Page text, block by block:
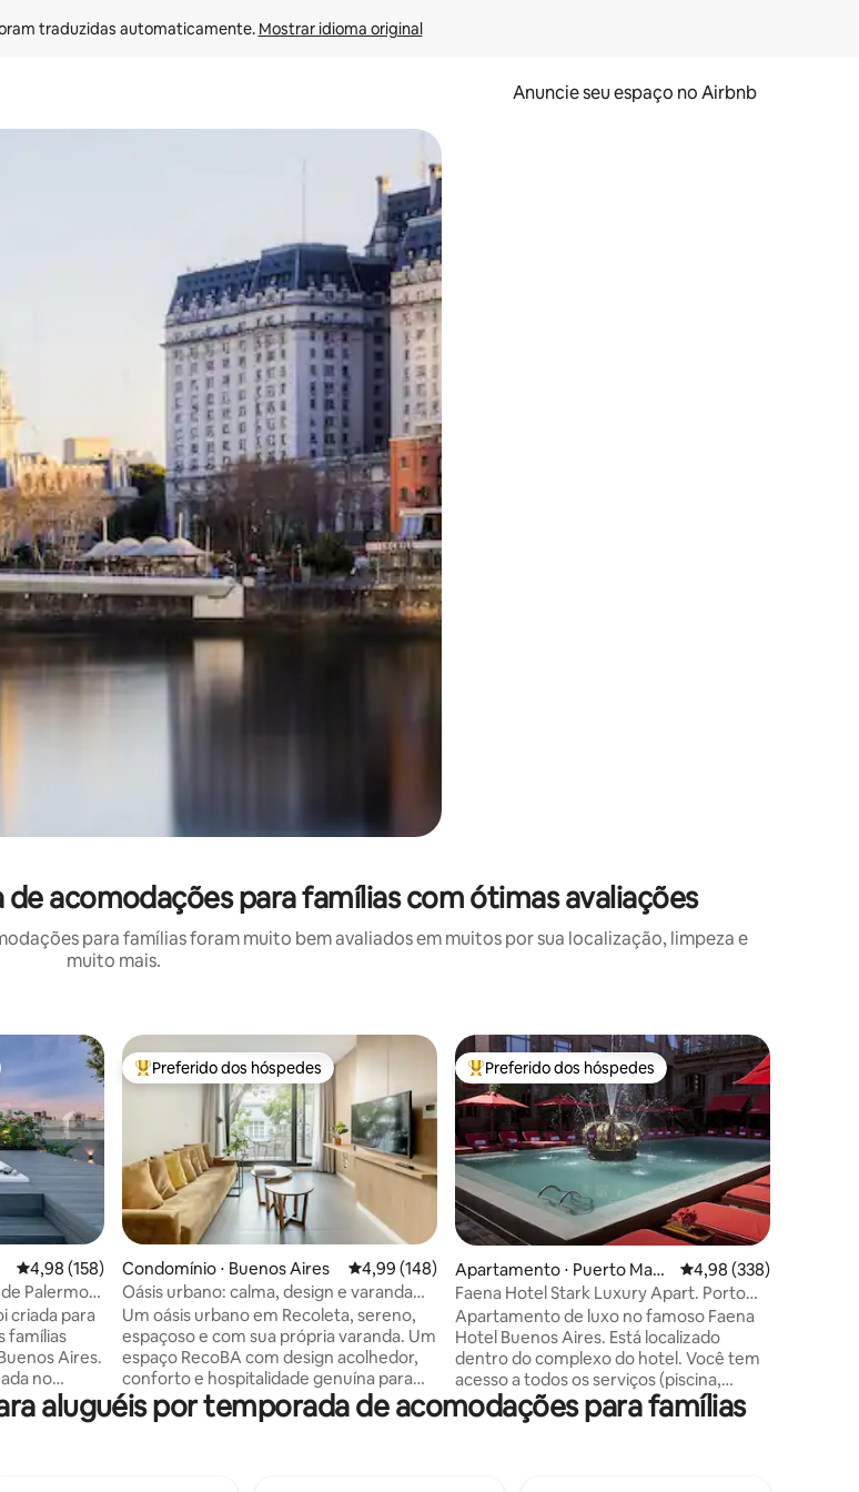
traduzidas automaticamente. Mostrar idioma original
Anuncie seu espaço no Airbnb
para cima e para baixo do teclado ou tocando e deslizando o dedo na tela.
acomodações para famílias com ótimas avaliações
para famílias foram muito bem avaliados em muitos por sua localização, limpeza e
muito mais.
dos hóspedes
4,98 de uma avaliação média de 5, 158 avaliações
4,98 (158)
Palermo
criada para
famílias
Aires.
no
os
lojas e
Entre os melhores preferidos dos hóspedes
Preferido dos hóspedes
Condomínio ⋅ Buenos Aires 4,99 de uma avaliação média de 5, 148 avaliações
4,99 (148)
Oásis urbano: calma, design e varanda
em Recoleta
Um oásis urbano em Recoleta, sereno,
espaçoso e com sua própria varanda. Um
espaço RecoBA com design acolhedor,
conforto e hospitalidade genuína para
desfrutar de Buenos Aires com calma.
Projetado para quem quer viver uma
Entre os melhores preferidos dos hóspedes
Preferido dos hóspedes
Apartamento ⋅ Puerto Mad
ero
4,98 de uma avaliação
4,98 (338)
Faena Hotel Stark Luxury Apart. Porto
Madero
Apartamento de luxo no famoso Faena
Hotel Buenos Aires. Está localizado
dentro do complexo do hotel. Você tem
acesso a todos os serviços (piscina,
academia, spa, restaurantes, etc.)
Projetado por Phillipe Stark, mobiliado e
aluguéis por temporada de acomodações para famílias